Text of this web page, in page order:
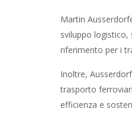
Martin
sviluppo
riferimento per i
Inoltre,
trasporto
efficienza e